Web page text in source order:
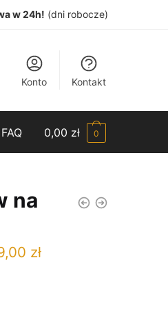
w 24h! (dni robocze)
Konto Kontakt
FAQ 0,00 zł 0
na
złAktualna